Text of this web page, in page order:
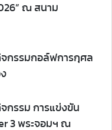
ณ สนาม
จกรรมกอล์ฟการกุศล
กรรม การแข่งขัน
3 พระจอมฯ ณ